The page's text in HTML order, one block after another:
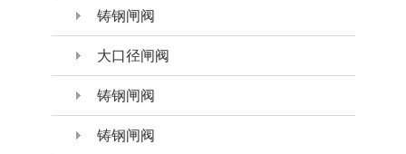
铸钢闸阀
大口径闸阀
铸钢闸阀
铸钢闸阀